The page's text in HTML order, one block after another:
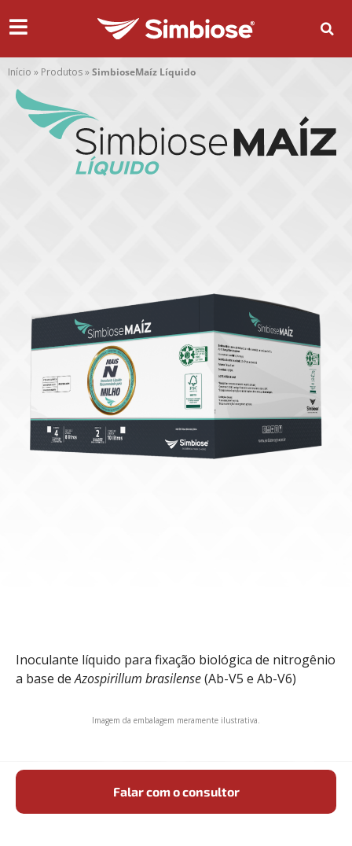
Início » Produtos»SimbioseMaíz Líquido
Inoculante líquido para fixação biológica de nitrogênio
a base deAzospirillum brasilense(Ab-V5 e Ab-V6)
Imagem da embalagem meramente ilustrativa.
Falar com o consultor